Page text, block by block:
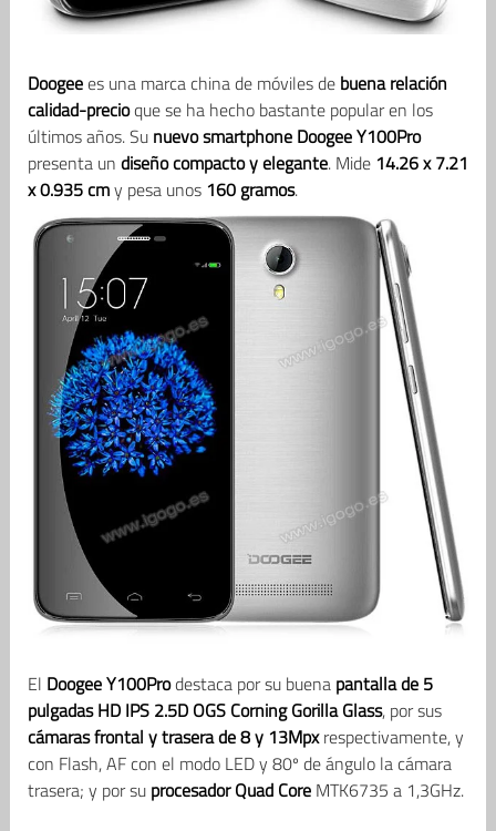
Doogeees una marca china de móviles de buena relación
calidad-precioque se ha hecho bastante popular en los
últimos años. Su nuevo smartphone Doogee Y100Pro
presenta un diseño compacto y elegante. Mide 14.26 x 7.21
x 0.935 cmy pesa unos 160 gramos.
El Doogee Y100Prodestaca por su buena pantalla de 5
pulgadas HD IPS 2.5D OGS Corning Gorilla Glass, por sus
cámaras frontal y trasera de 8 y 13Mpxrespectivamente, y
con Flash, AF con el modo LED y 80º de ángulo la cámara
trasera; y por su procesador Quad CoreMTK6735 a 1,3GHz.